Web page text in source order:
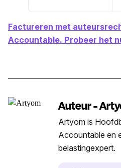
Factureren met
Accountable. Probeer het
Auteur -
Artyom is
Accountable en
belastingexpert.